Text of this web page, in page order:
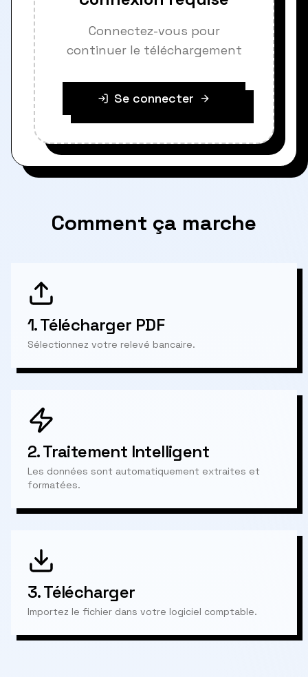
Connectez-vous pour
continuer le téléchargement
Se connecter
Comment ça marche
1.Télécharger PDF
Sélectionnez votre relevé bancaire.
2.Traitement Intelligent
Les données sont automatiquement extraites et
formatées.
3.Télécharger
Importez le fichier dans votre logiciel comptable.